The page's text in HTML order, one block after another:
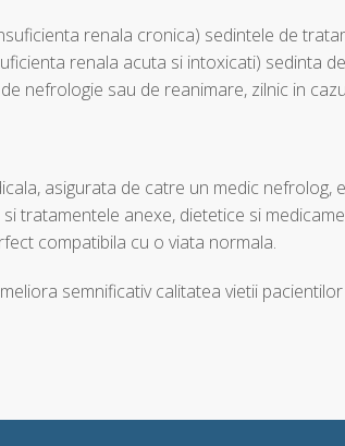
renala cronica) sedintele de
renala acuta si intoxicati) sedinta
nefrologie sau de reanimare, zilnic in
asigurata de catre un medic
tratamentele anexe, dietetice si
compatibila cu o viata normala.
semnificativ calitatea vietii